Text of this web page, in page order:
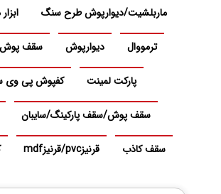
ماربلشیت/دیوارپوش طرح سنگ
ترمووال دیوارپوش سقف پوش
پارکت لمینت کفپوش پی وی
سقف پوش/سقف پارکینگ/سایبان
سقف کاذب قرنیزpvc/قرنیزmdf